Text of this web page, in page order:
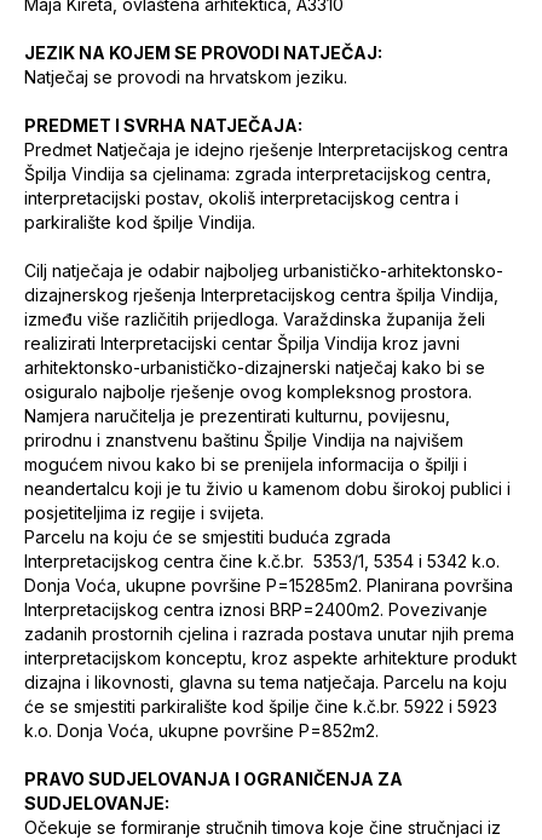
Maja Kireta, ovlaštena arhitektica, A3310
JEZIK NA KOJEM SE PROVODI NATJEČAJ:
Natječaj se provodi na hrvatskom jeziku.
PREDMET I SVRHA NATJEČAJA:
Predmet Natječaja je idejno rješenje Interpretacijskog centra
Špilja Vindija sa cjelinama: zgrada interpretacijskog centra,
interpretacijski postav, okoliš interpretacijskog centra i
parkiralište kod špilje Vindija.
Cilj natječaja je odabir najboljeg urbanističko-arhitektonsko-
dizajnerskog rješenja Interpretacijskog centra špilja Vindija,
između više različitih prijedloga. Varaždinska županija želi
realizirati Interpretacijski centar Špilja Vindija kroz javni
arhitektonsko-urbanističko-dizajnerski natječaj kako bi se
osiguralo najbolje rješenje ovog kompleksnog prostora.
Namjera naručitelja je prezentirati kulturnu, povijesnu,
prirodnu i znanstvenu baštinu Špilje Vindija na najvišem
mogućem nivou kako bi se prenijela informacija o špilji i
neandertalcu koji je tu živio u kamenom dobu širokoj publici i
posjetiteljima iz regije i svijeta.
Parcelu na koju će se smjestiti buduća zgrada
Interpretacijskog centra čine k.č.br. 5353/1, 5354 i 5342 k.o.
Donja Voća, ukupne površine P=15285m2. Planirana površina
Interpretacijskog centra iznosi BRP=2400m2. Povezivanje
zadanih prostornih cjelina i razrada postava unutar njih prema
interpretacijskom konceptu, kroz aspekte arhitekture produkt
dizajna i likovnosti, glavna su tema natječaja. Parcelu na koju
će se smjestiti parkiralište kod špilje čine k.č.br. 5922 i 5923
k.o. Donja Voća, ukupne površine P=852m2.
PRAVO SUDJELOVANJA I OGRANIČENJA ZA
SUDJELOVANJE:
Očekuje se formiranje stručnih timova koje čine stručnjaci iz